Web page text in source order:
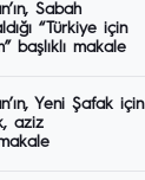
Sabah
“Türkiye için
başlıklı makale
Yeni Şafak için
aziz